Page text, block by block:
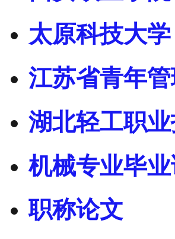
太原科技大学
江苏省青年
湖北轻工职
机械专业毕
职称论文